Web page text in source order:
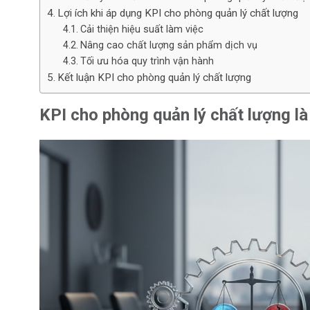
Lợi ích khi áp dụng KPI cho phòng quản lý chất lượng
Cải thiện hiệu suất làm việc
Nâng cao chất lượng sản phẩm dịch vụ
Tối ưu hóa quy trình vận hành
Kết luận KPI cho phòng quản lý chất lượng
KPI cho phòng quản lý chất lượng